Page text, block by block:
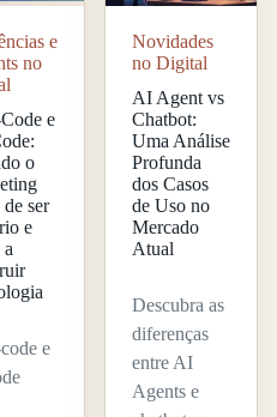
e
no
e
o
ser
e
a
e
Novidades
no Digital
AI Agent vs
Chatbot:
Uma Análise
Profunda
dos Casos
de Uso no
Mercado
Atual
Descubra as
diferenças
entre AI
Agents e